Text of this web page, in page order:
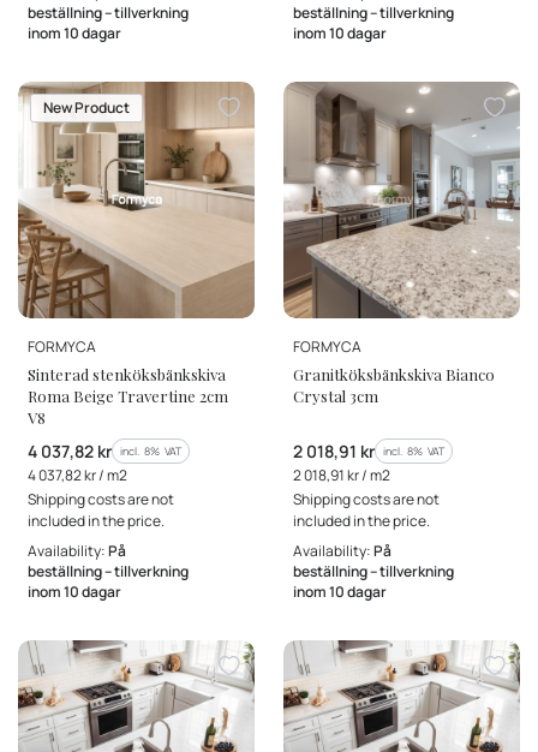
beställning – tillverkning
inom 10 dagar
beställning – tillverkning
inom 10 dagar
New Product
MANUFACTURER
FORMYCA
Sinterad stenköksbänkskiva
Roma Beige Travertine 2cm
V8
Gross price
4 037,82 kr incl. %s VAT
incl. 8% VAT
Gross unit price
4 037,82 kr / m2
Shipping costs are not
included in the price.
Availability:På
beställning – tillverkning
inom 10 dagar
MANUFACTURER
FORMYCA
Granitköksbänkskiva Bianco
Crystal 3cm
Gross price
2 018,91 kr incl. %s VAT
incl. 8% VAT
Gross unit price
2 018,91 kr / m2
Shipping costs are not
included in the price.
Availability:På
beställning – tillverkning
inom 10 dagar